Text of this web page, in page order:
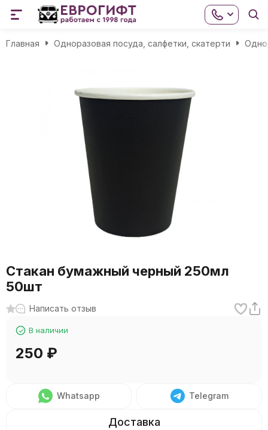
Главная Одноразовая посуда, салфетки, скатерти
Стакан бумажный черный 250мл
50шт
Написать отзыв
В наличии
250 ₽
Whatsapp Telegram